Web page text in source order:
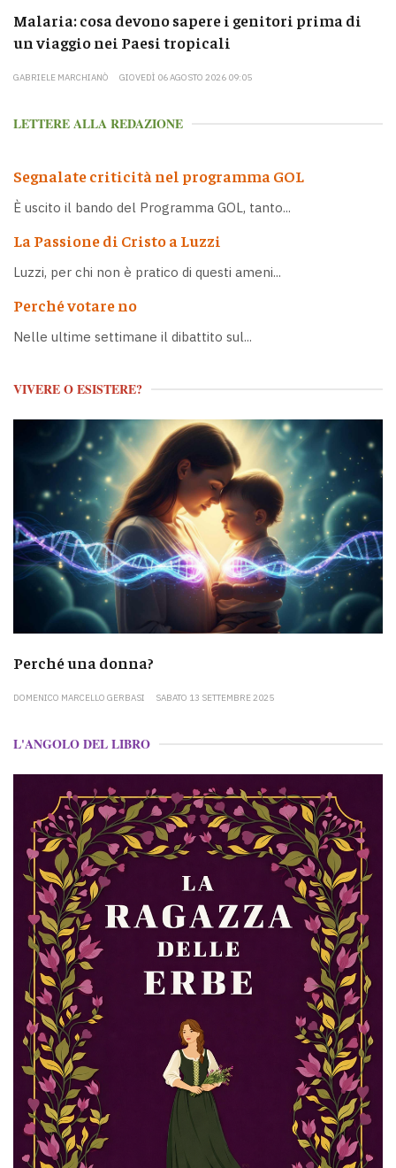
Malaria: cosa devono sapere i genitori prima di
un viaggio nei Paesi tropicali
GABRIELE MARCHIANÒ GIOVEDÌ 06 AGOSTO 2026 09:05
LETTERE ALLA REDAZIONE
Segnalate criticità nel programma GOL
È uscito il bando del Programma GOL, tanto...
La Passione di Cristo a Luzzi
Luzzi, per chi non è pratico di questi ameni...
Perché votare no
Nelle ultime settimane il dibattito sul...
VIVERE O ESISTERE?
Perché una donna?
DOMENICO MARCELLO GERBASI SABATO 13 SETTEMBRE 2025
L'ANGOLO DEL LIBRO